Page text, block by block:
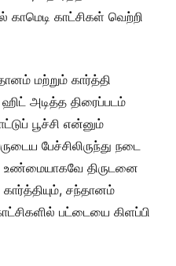
காட்சிகள் வெற்றி
மற்றும் கார்த்தி
ஹிட் அடித்த திரைப்படம்
பூச்சி என்னும்
பேச்சிலிருந்து நடை
திருடனை
கார்த்தியும், சந்தானம்
பட்டையை கிளப்பி